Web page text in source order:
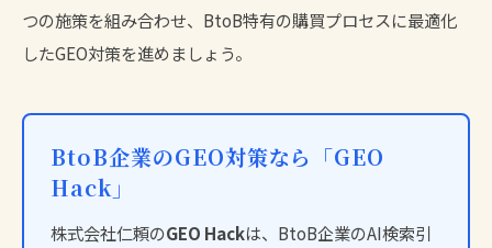
つの施策を組み合わせ、BtoB特有の購買プロセスに最適化
したGEO対策を進めましょう。
BtoB企業のGEO対策なら「GEO
Hack」
株式会社仁頼のGEO Hackは、BtoB企業のAI検索引